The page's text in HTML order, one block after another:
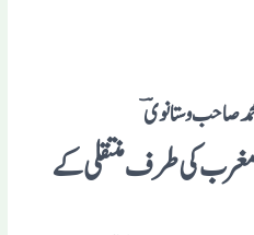
کی طرف منتقلی کے